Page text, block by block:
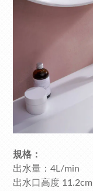
規格：
出水量：4L/min
出水口高度 11.2cm